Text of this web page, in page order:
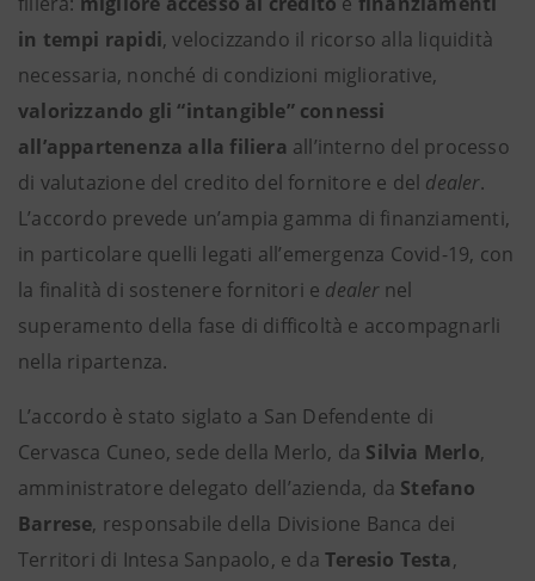
in tempi rapidi, velocizzando il ricorso alla liquidità
necessaria, nonché di condizioni migliorative,
valorizzando gli “intangible” connessi
all’appartenenza alla filiera all’interno del processo
di valutazione del credito del fornitore e del dealer.
L’accordo prevede un’ampia gamma di finanziamenti,
in particolare quelli legati all’emergenza Covid-19, con
la finalità di sostenere fornitori e dealernel
superamento della fase di difficoltà e accompagnarli
nella ripartenza.
L’accordo è stato siglato a San Defendente di
Cervasca Cuneo, sede della Merlo, da Silvia Merlo,
amministratore delegato dell’azienda, da Stefano
Barrese, responsabile della Divisione Banca dei
Territori di Intesa Sanpaolo, e da Teresio Testa,